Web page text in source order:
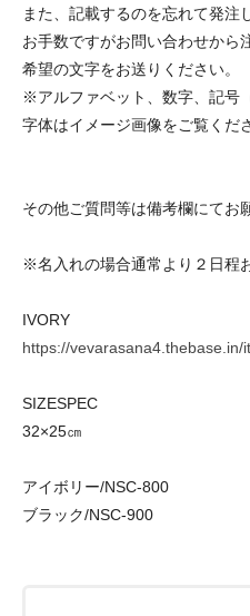
また、記載するのを忘れて発注
お手数ですがお問い合わせから
希望の文字をお送りください。
※アルファベット、数字、記
字体はイメージ画像をご覧くだ
その他ご質問等は備考欄にてお
※名入れの場合通常より２日程
IVORY
https://vevarasana4.thebase.in/
SIZESPEC
32×25㎝
アイボリー/NSC-800
ブラック/NSC-900